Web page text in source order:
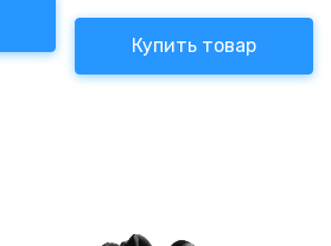
Купить товар